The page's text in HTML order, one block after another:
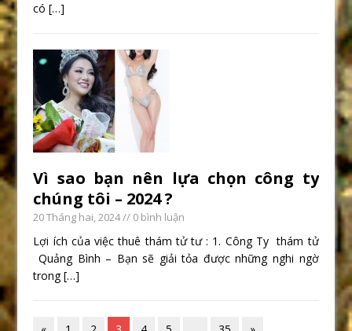
có[…]
Vì sao bạn nên lựa chọn công ty
chúng tôi – 2024 ?
20 Tháng hai, 2024// 0 bình luận
Lợi ích của việc thuê thám tử tư : 1. Công Ty thám tử
Quảng Bình – Bạn sẽ giải tỏa được những nghi ngờ
trong[…]